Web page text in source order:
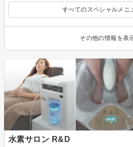
すべてのスペシャルメニ
その他の情報を表
水素サロン R&D